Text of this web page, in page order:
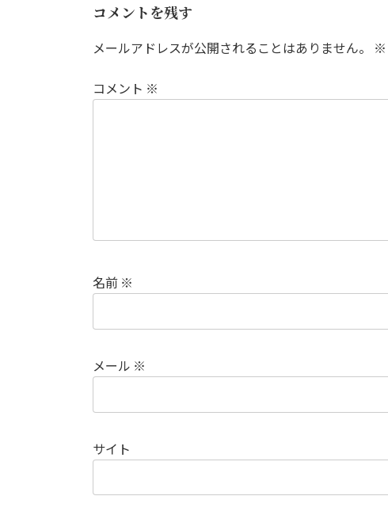
コメントを残す
メールアドレスが公開されることはありません。 ※
コメント ※
名前 ※
メール ※
サイト